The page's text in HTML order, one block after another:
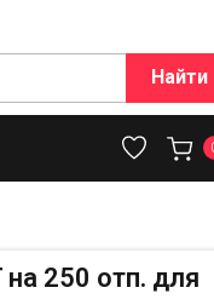
Найти
250 отп. для